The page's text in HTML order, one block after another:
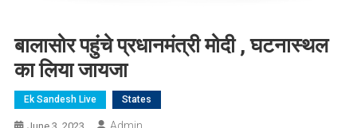
बालासोर पहुंचे प्रधानमंत्री मोदी , घटनास्थल
का लिया जायजा
Ek Sandesh Live States